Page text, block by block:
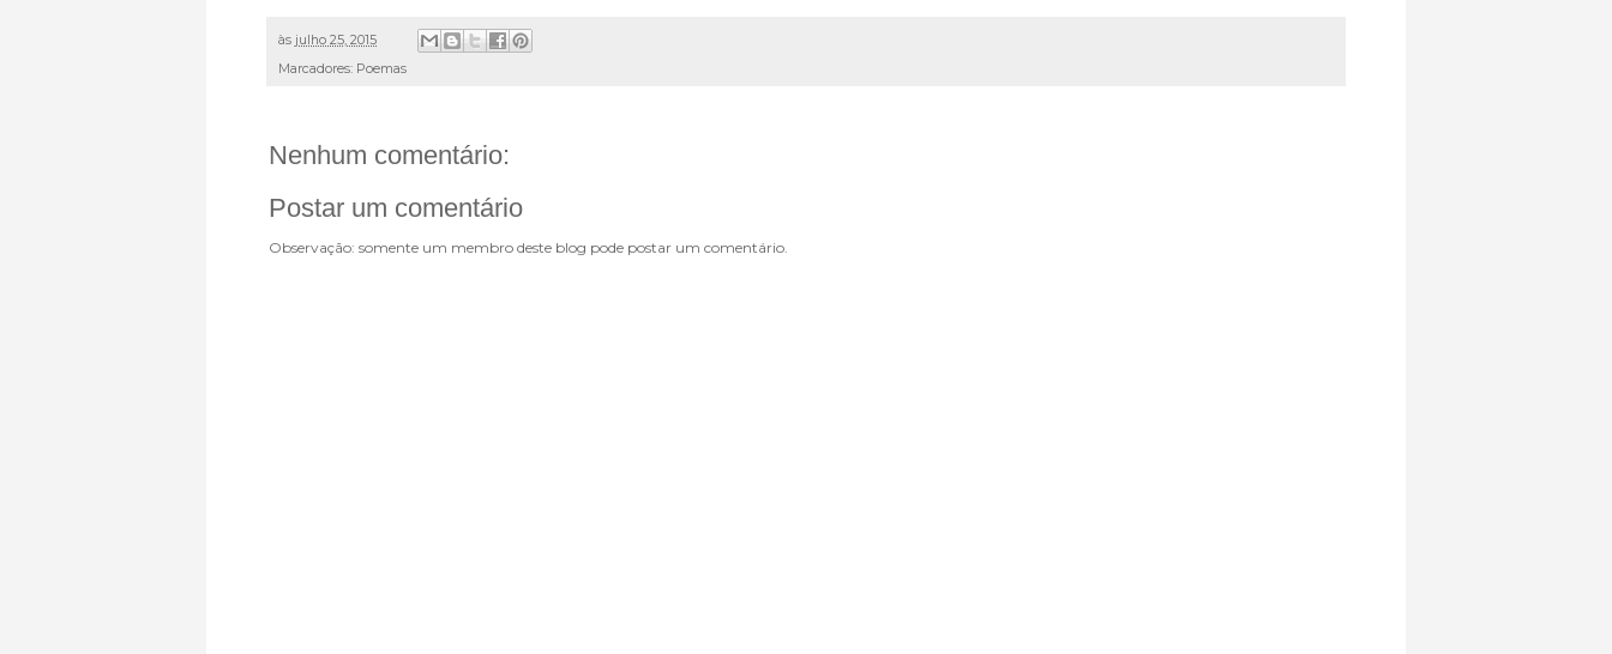
às julho 25, 2015
Marcadores: Poemas
Nenhum comentário:
Postar um comentário
Observação: somente um membro deste blog pode postar um comentário.